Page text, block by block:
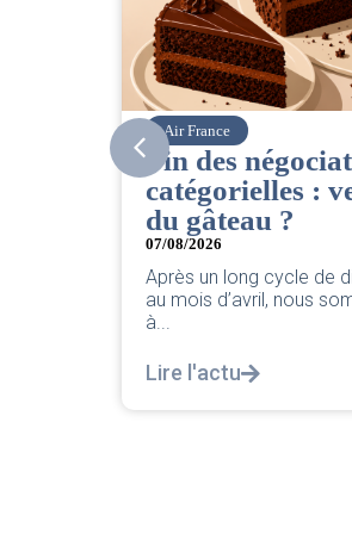
Corsair
CSE. Juillet
06/08/2026 |ACCÈS
Retrouvez le compte
2026 par votre équipe
Lire l'actu